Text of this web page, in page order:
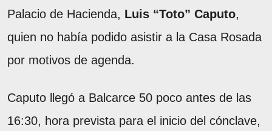
Palacio de Hacienda, Luis “Toto” Caputo,
quien no había podido asistir a la Casa Rosada
por motivos de agenda.
Caputo llegó a Balcarce 50 poco antes de las
16:30, hora prevista para el inicio del cónclave,